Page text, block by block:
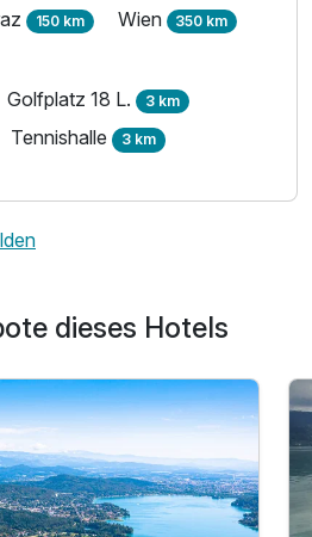
150 km Wien 350 km
Golfplatz 18 L. 3 km
Tennishalle 3 km
dieses Hotels